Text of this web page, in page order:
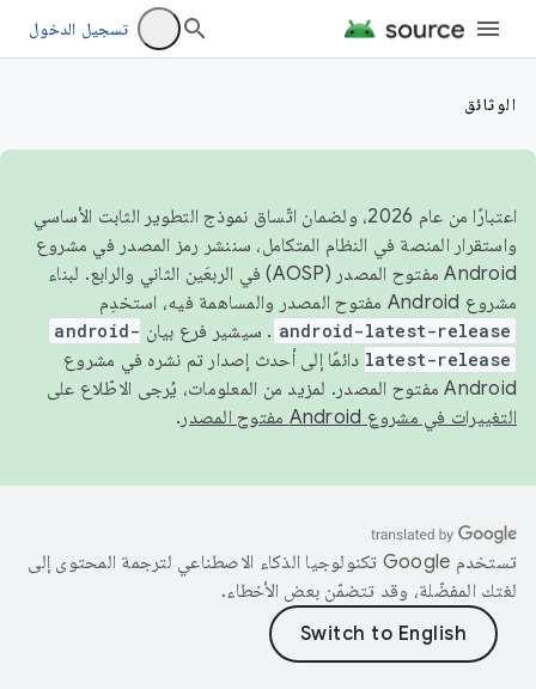
تسجيل الدخول
الوثائق
اعتبارًا من عام 2026، ولضمان اتّساق نموذج التطوير الثابت الأساسي
واستقرار المنصة في النظام المتكامل، سننشر رمز المصدر في مشروع
Android مفتوح المصدر (AOSP) في الربعَين الثاني والرابع. لبناء
مشروع Android مفتوح المصدر والمساهمة فيه، استخدِم
android-latest-release . سيشير فرع بيان android-
latest-release دائمًا إلى أحدث إصدار تم نشره في مشروع
Android مفتوح المصدر. لمزيد من المعلومات، يُرجى الاطّلاع على
التغييرات في مشروع Android مفتوح المصدر
.
تستخدم Google تكنولوجيا الذكاء الاصطناعي لترجمة المحتوى إلى
لغتك المفضّلة، وقد تتضمّن بعض الأخطاء.